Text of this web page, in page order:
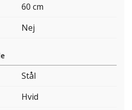
60 cm
Nej
Stål
Hvid